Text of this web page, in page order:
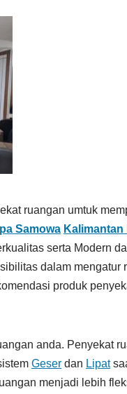
ruangan umtuk
Samowa Kalimantan
serta Modern
dalam mengatur
produk
anda. Penyekat
Geser dan Lipat
menjadi lebih